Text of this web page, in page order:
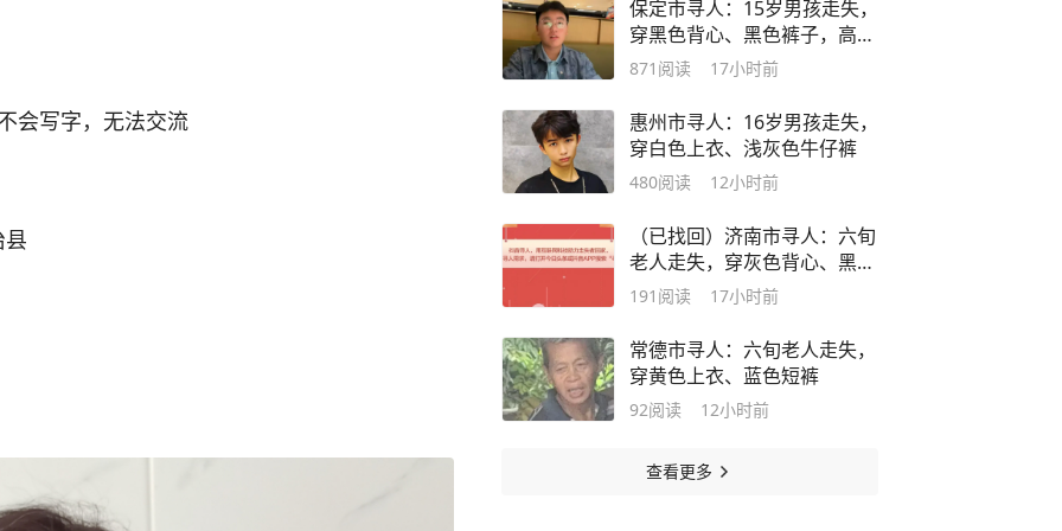
会写字，无法交流
保定市寻人：15岁男孩走失，
穿黑色背心、黑色裤子，高1
米75
871 阅读 17小时前
惠州市寻人：16岁男孩走失，
穿白色上衣、浅灰色牛仔裤
480阅读 12小时前
（已找回）济南市寻人：六旬
老人走失，穿灰色背心、黑色
长裤
191 阅读 17小时前
常德市寻人：六旬老人走失，
穿黄色上衣、蓝色短裤
92阅读 12小时前
查看更多